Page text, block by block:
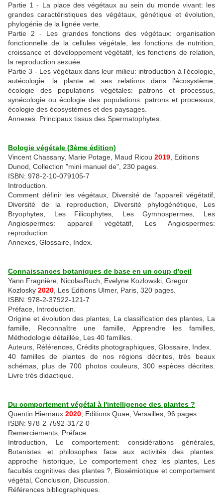
Partie 1 - La place des végétaux au sein du monde vivant: les
grandes caractéristiques des végétaux, génétique et évolution,
phylogénie de la lignée verte.
Partie 2 - Les grandes fonctions des végétaux: organisation
fonctionnelle de la cellules végétale, les fonctions de nutrition,
croissance et développement végétatif, les fonctions de relation,
la reproduction sexuée.
Partie 3 - Les végétaux dans leur milieu: introduction à l'écologie,
autécologie: la plante et ses relations dans l'écosystème,
écologie des populations végétales: patrons et processus,
synécologie ou écologie des populations: patrons et processus,
écologie des écosystèmes et des paysages.
Annexes. Principaux tissus des Spermatophytes.
Bologie végétale (3ème édition)
Vincent Chassany, Marie Potage, Maud Ricou 2019 , Editions
Dunod, Collection "mini manuel de", 230 pages.
ISBN: 978-2-10-079105-7
Introduction.
Comment définir les végétaux, Diversité de l'appareil végétatif,
Diversité de la reproduction, Diversité phylogénétique, Les
Bryophytes, Les Filicophytes, Les Gymnospermes, Les
Angiospermes: appareil végétatif, Les Angiospermes:
reproduction.
Annexes, Glossaire, Index.
Connaissances botaniques de base en un coup d'oeil
Yann Fragnière, NicolasRuch, Evelyne Kozlowski, Gregor
Kozlosky 2020 , Les Editions Ulmer, Paris, 320 pages.
ISBN: 978-2-37922-121-7
Préface, Introduction.
Origine et évolution des plantes, La classification des plantes, La
famille, Reconnaître une famille, Apprendre les familles,
Méthodologie détaillée, Les 40 familles.
Auteurs, Références, Crédits photographiques, Glossaire, Index.
40 familles de plantes de nos régions décrites, très beaux
schémas, plus de 700 photos couleurs, 300 espèces décrites.
Livre très didactique.
Du comportement végétal à l'intelligence des plantes ?
Quentin Hiernaux 2020 , Editions Quae, Versailles, 96 pages.
ISBN: 978-2-7592-3172-0
Remerciements, Préface.
Introduction, Le comportement: considérations générales,
Botanistes et philosophes face aux activités des plantes:
approche historique, Le comportement chez les plantes, Les
facultés cognitives des plantes ?, Biosémiotique et comportement
végétal, Conclusion, Discussion.
Références bibliographiques.